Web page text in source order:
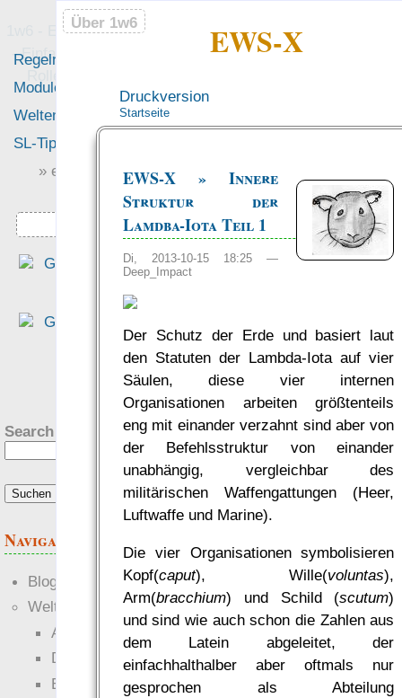
1w6 - Ein Würfel System
- Einfach saubere, freie
EWS-X
Druckversion
Startseite
EWS-X » Innere
Struktur der
Lamdba-Iota Teil 1
Di, 2013-10-15 18:25 —
Deep_Impact
Der Schutz der Erde und basiert laut
den Statuten der Lambda-Iota auf vier
Säulen, diese vier internen
Organisationen arbeiten größtenteils
eng mit einander verzahnt sind aber von
der Befehlsstruktur von einander
unabhängig, vergleichbar des
militärischen Waffengattungen (Heer,
Luftwaffe und Marine).
Die vier Organisationen symbolisieren
Kopf(caput), Wille(voluntas),
Arm(bracchium) und Schild (scutum)
und sind wie auch schon die Zahlen aus
dem Latein abgeleitet, der
einfachhalthalber aber oftmals nur
gesprochen als Abteilung
Über 1w6
Regeln
Module
Leute
Welten
Foren
SL-Tipps
» einfach saubere «
» Regeln «
Über 1w6
Downloads
?
Search this site:
Navigation
Blogs
Welten
Ante Portas
Die neuen Lande
EWS-X
„Das Beste, was ich je - JE
über Magie gelesenen habe.“
— Gastx zuMagie:
Mittel der Reichen,